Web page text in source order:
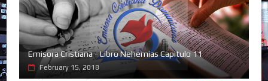
Emisora Cristiana - Libro Nehemias Capitulo 11
February 15, 2018